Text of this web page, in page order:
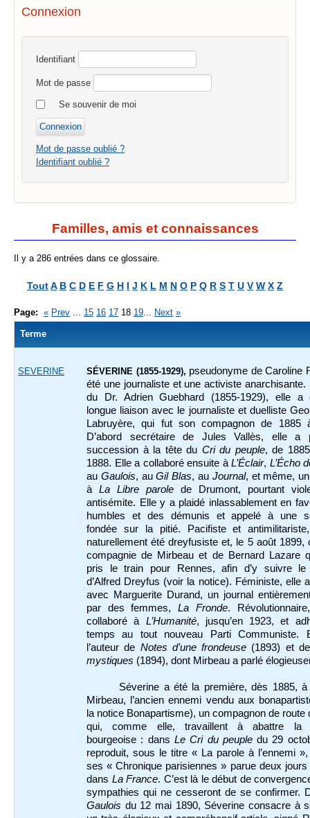
Connexion
Identifiant
Mot de passe
Se souvenir de moi
Mot de passe oublié ?
Identifiant oublié ?
Familles, amis et connaissances
Il y a 286 entrées dans ce glossaire.
ToutA B C D E F G H I J K L M N O P Q R S T U V W X Z
Page: « Prev ... 15 16 17 18 19... Next »
Terme
SEVERINE SÉVERINE (1855-1929), pseudonyme de Caroline
été une journaliste et une activiste anarchisante.
du Dr. Adrien Guebhard (1855-1929), elle a
longue liaison avec le journaliste et duelliste
Labruyère, qui fut son compagnon de 1885
D’abord secrétaire de Jules Vallès, elle a
succession à la tête du Cri du peuple, de
1888. Elle a collaboré ensuite àL’Éclair, L’Écho
au Gaulois, auGil Blas, au Journal, et même,
à La Libre parole de Drumont, pourtant
antisémite. Elle y a plaidé inlassablement en
humbles et des démunis et appelé à une
fondée sur la pitié. Pacifiste et
naturellement été dreyfusiste et, le 5 août 1899,
compagnie de Mirbeau et de Bernard Lazare
pris le train pour Rennes, afin d’y suivre le
d’Alfred Dreyfus (voir la notice). Féministe, elle
avec Marguerite Durand, un journal
par des femmes,La Fronde.
collaboré à L’Humanité, jusqu’en 1923, et
temps au tout nouveau Parti Communiste.
l’auteur de Notes d’une frondeuse (1893) et
mystiques (1894), dont Mirbeau a parlé
Séverine a été la première, dès 1885,
Mirbeau, l’ancien ennemi vendu aux
la notice Bonapartisme), un compagnon de route
qui, comme elle, travaillent à abattre la
bourgeoise : dans Le Cri du peupledu 29
reproduit, sous le titre « La parole à l’ennemi
ses « Chronique parisiennes » parue deux jours
dans La France. C’est là le début de
sympathies qui ne cesseront de se confirmer.
Gaulois du 12 mai 1890, Séverine consacre à